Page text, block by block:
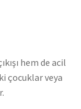
hem de acil
çocuklar veya